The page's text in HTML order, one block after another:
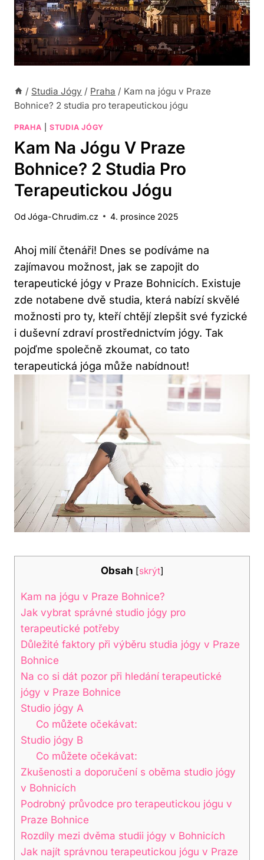
/ Studia Jógy / Praha / Kam na jógu v Praze
Bohnice? 2 studia pro terapeutickou jógu
PRAHA |STUDIA JÓGY
Kam Na Jógu V Praze
Bohnice? 2 Studia Pro
Terapeutickou Jógu
Od Jóga-Chrudim.cz 4. prosince 2025
Ahoj milí čtenáři! Dnes se podíváme na
zajímavou možnost, jak se zapojit do
terapeutické jógy v Praze Bohnicích. Existuje
zde notabene dvě studia, která nabízí skvělé
možnosti pro ty, kteří chtějí zlepšit své fyzické
i duševní zdraví prostřednictvím jógy. Tak
pojďme společně zkoumat, co tato
terapeutická jóga může nabídnout!
Obsah [skrýt]
Kam na jógu v Praze Bohnice?
Jak vybrat správné studio jógy pro
terapeutické potřeby
Důležité faktory při výběru studia jógy v Praze
Bohnice
Na co si dát pozor při hledání terapeutické
jógy v Praze Bohnice
Studio jógy A
Co můžete očekávat:
Studio jógy B
Co můžete očekávat:
Zkušenosti a doporučení s oběma studio jógy
v Bohnicích
Podrobný průvodce pro terapeutickou jógu v
Praze Bohnice
Rozdíly mezi dvěma studii jógy v Bohnicích
Jak najít správnou terapeutickou jógu v Praze